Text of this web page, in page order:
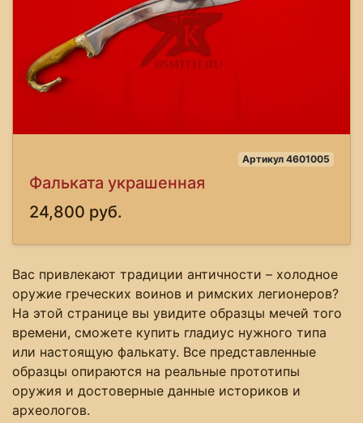
Артикул 4601005
Фальката украшенная
24,800 руб.
Вас привлекают традиции античности – холодное
оружие греческих воинов и римских легионеров?
На этой странице вы увидите образцы мечей того
времени, сможете купить гладиус нужного типа
или настоящую фалькату. Все представленные
образцы опираются на реальные прототипы
оружия и достоверные данные историков и
археологов.